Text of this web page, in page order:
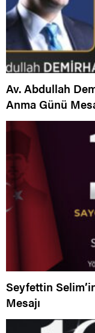
Av. Abdullah
Anma Günü
Seyfettin
Mesajı